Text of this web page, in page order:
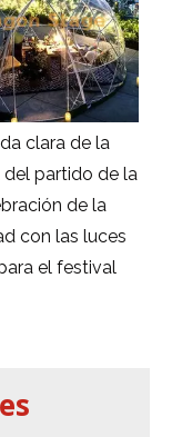
de utilidad ligero
desmontable,
de
pantalla LED para
maletero, caja de